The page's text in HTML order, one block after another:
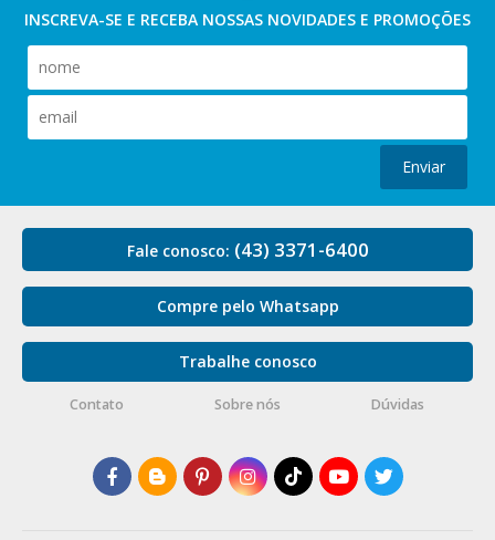
INSCREVA-SE E RECEBA NOSSAS NOVIDADES E PROMOÇÕES
Enviar
Fale conosco: (43) 3371-6400
Compre pelo Whatsapp
Trabalhe conosco
Contato Sobre nós Dúvidas